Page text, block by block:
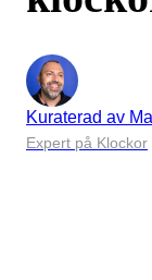
Kuraterad av
Expert på Klockor